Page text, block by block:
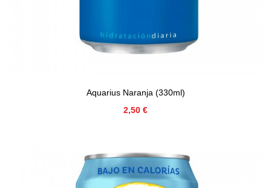
Aquarius Naranja (330ml)
Precio
2,50 €